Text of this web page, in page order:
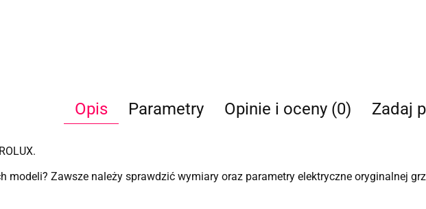
Opis Parametry Opinie i oceny (0) Zadaj
modeli? Zawsze należy sprawdzić wymiary oraz parametry elektryczne oryginalnej